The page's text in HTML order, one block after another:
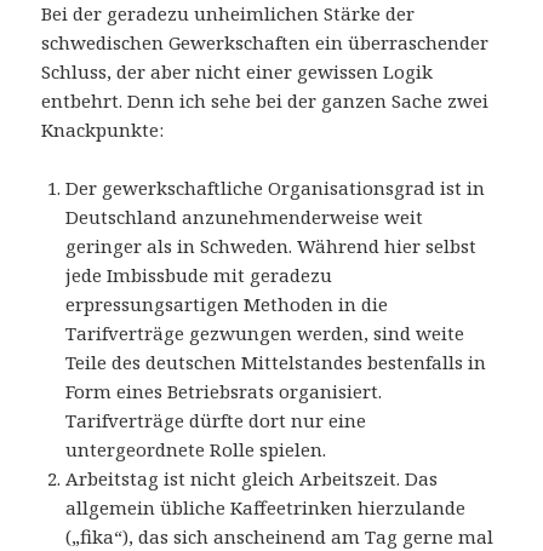
Bei der geradezu unheimlichen Stärke der
schwedischen Gewerkschaften ein überraschender
Schluss, der aber nicht einer gewissen Logik
entbehrt. Denn ich sehe bei der ganzen Sache zwei
Knackpunkte:
Der gewerkschaftliche Organisationsgrad ist in
Deutschland anzunehmenderweise weit
geringer als in Schweden. Während hier selbst
jede Imbissbude mit geradezu
erpressungsartigen Methoden in die
Tarifverträge gezwungen werden, sind weite
Teile des deutschen Mittelstandes bestenfalls in
Form eines Betriebsrats organisiert.
Tarifverträge dürfte dort nur eine
untergeordnete Rolle spielen.
Arbeitstag ist nicht gleich Arbeitszeit. Das
allgemein übliche Kaffeetrinken hierzulande
(„fika“), das sich anscheinend am Tag gerne mal